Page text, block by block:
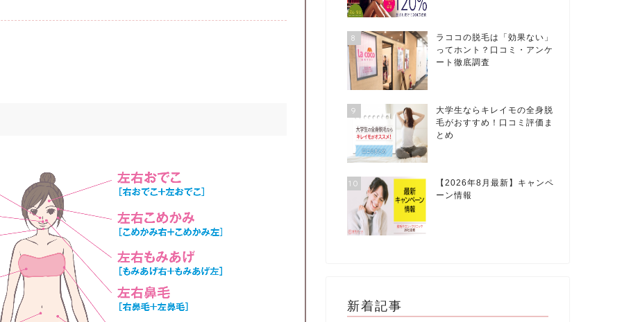
8
ラココの脱毛は「効果ない」
ってホント？口コミ・アンケ
ート徹底調査
9
大学生ならキレイモの全身脱
毛がおすすめ！口コミ評価ま
とめ
10
【2026年8月最新】キャンペ
ーン情報
新着記事